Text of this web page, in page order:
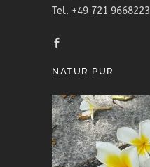
Tel. +49 721 9668223
NATUR PUR